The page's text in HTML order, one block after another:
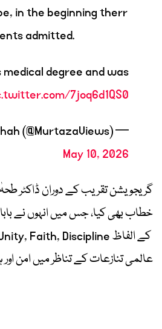
in the beginning therr
admitted.
medical degree and was
7joq6d1QS0
— Murtaza Ali Shah (@MurtazaViews)
May 10, 2026
گریجویشن تقریب کے دوران ڈاکٹر
خطاب بھی کیا، جس میں انہوں نے
عالمی تنازعات کے تناظر میں امن اور